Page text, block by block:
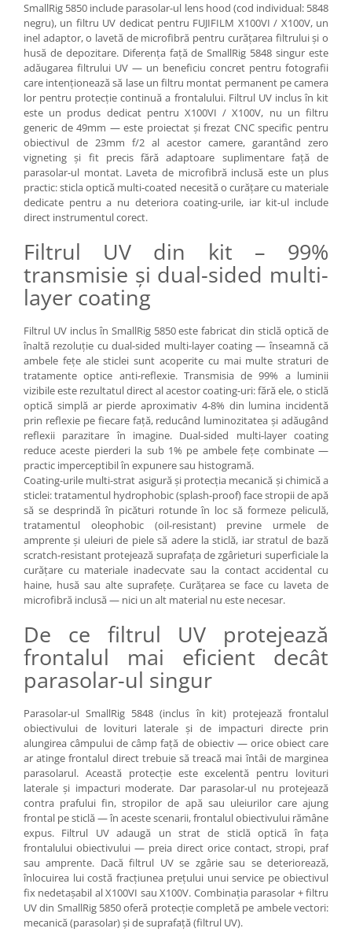
LCD protectie
Recordere audio digitale
Acumulatori si baterii
Acumulatori Foto
Acumulatori AA/AAA (R6/R3)) si
incarcatoare
Baterii
Incarcatoare acumulatori Foto-
Video
Huse protectie acumulatori foto
Tablete grafice
Adaptoare pentru convertoare sau
filtre
Alimentatoare 220V
Cabluri
Carcase de tip Cage, pentru
integrare in sisteme video
complexe
Curatare Senzor
Huse de ploaie
Microfoane / Reportofoane
Nivela patina
Ocular
Transmitator de fisiere fara fir
Vizor
Accesorii diverse
Genti, Rucsacuri, Troller foto
Genti foto
Genti, Troller Video
Rucsacuri Foto
Only One Shoulder - SlingShot
Tocuri si huse protectie aparate
Hamuri si Centuri foto
Curele Aparat - Umar
Genti Laptop si iPad
Hand Strap / Grip
Troller
Accesorii genti si trollere
Solid-State Drive (SSD)
Video / Camere si accesorii
Camere video profesionale
SmallRig 5850 include parasolar-ul lens hood (cod individual: 5848
negru), un filtru UV dedicat pentru FUJIFILM X100VI / X100V, un
inel adaptor, o lavetă de microfibră pentru curățarea filtrului și o
husă de depozitare. Diferența față de SmallRig 5848 singur este
adăugarea filtrului UV — un beneficiu concret pentru fotografii
care intenționează să lase un filtru montat permanent pe camera
lor pentru protecție continuă a frontalului. Filtrul UV inclus în kit
este un produs dedicat pentru X100VI / X100V, nu un filtru
generic de 49mm — este proiectat și frezat CNC specific pentru
obiectivul de 23mm f/2 al acestor camere, garantând zero
vigneting și fit precis fără adaptoare suplimentare față de
parasolar-ul montat. Laveta de microfibră inclusă este un plus
practic: sticla optică multi-coated necesită o curățare cu materiale
dedicate pentru a nu deteriora coating-urile, iar kit-ul include
direct instrumentul corect.
Filtrul UV din kit – 99%
transmisie și dual-sided multi-
layer coating
Filtrul UV inclus în SmallRig 5850 este fabricat din sticlă optică de
înaltă rezoluție cu dual-sided multi-layer coating — înseamnă că
ambele fețe ale sticlei sunt acoperite cu mai multe straturi de
tratamente optice anti-reflexie. Transmisia de 99% a luminii
vizibile este rezultatul direct al acestor coating-uri: fără ele, o sticlă
optică simplă ar pierde aproximativ 4-8% din lumina incidentă
prin reflexie pe fiecare față, reducând luminozitatea și adăugând
reflexii parazitare în imagine. Dual-sided multi-layer coating
reduce aceste pierderi la sub 1% pe ambele fețe combinate —
practic imperceptibil în expunere sau histogramă.
Coating-urile multi-strat asigură și protecția mecanică și chimică a
sticlei: tratamentul hydrophobic (splash-proof) face stropii de apă
să se desprindă în picături rotunde în loc să formeze peliculă,
tratamentul oleophobic (oil-resistant) previne urmele de
amprente și uleiuri de piele să adere la sticlă, iar stratul de bază
scratch-resistant protejează suprafața de zgârieturi superficiale la
curățare cu materiale inadecvate sau la contact accidental cu
haine, husă sau alte suprafețe. Curățarea se face cu laveta de
microfibră inclusă — nici un alt material nu este necesar.
De ce filtrul UV protejează
frontalul mai eficient decât
parasolar-ul singur
Parasolar-ul SmallRig 5848 (inclus în kit) protejează frontalul
obiectivului de lovituri laterale și de impacturi directe prin
alungirea câmpului de câmp față de obiectiv — orice obiect care
ar atinge frontalul direct trebuie să treacă mai întâi de marginea
parasolarul. Această protecție este excelentă pentru lovituri
laterale și impacturi moderate. Dar parasolar-ul nu protejează
contra prafului fin, stropilor de apă sau uleiurilor care ajung
frontal pe sticlă — în aceste scenarii, frontalul obiectivului rămâne
expus. Filtrul UV adaugă un strat de sticlă optică în fața
frontalului obiectivului — preia direct orice contact, stropi, praf
sau amprente. Dacă filtrul UV se zgârie sau se deteriorează,
înlocuirea lui costă fracțiunea prețului unui service pe obiectivul
fix nedetașabil al X100VI sau X100V. Combinația parasolar + filtru
UV din SmallRig 5850 oferă protecție completă pe ambele vectori:
mecanică (parasolar) și de suprafață (filtrul UV).